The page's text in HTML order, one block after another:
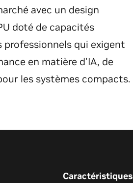
avec un design
doté de capacités
professionnels qui exigent
en matière d'IA, de
les systèmes compacts.
Caractéristiques